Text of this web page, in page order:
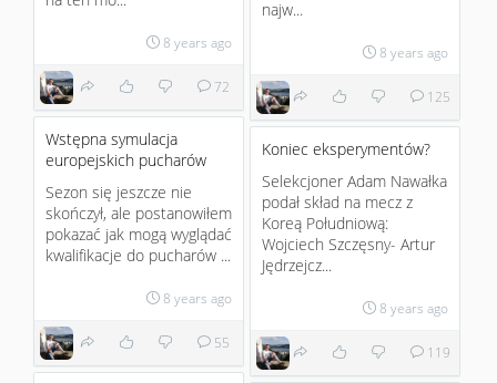
8 years ago
72
najw...
8 years ago
125
Wstępna symulacja
europejskich pucharów
Sezon się jeszcze nie
skończył, ale postanowiłem
pokazać jak mogą wyglądać
kwalifikacje do pucharów ...
8 years ago
55
Koniec eksperymentów?
Selekcjoner Adam Nawałka
podał skład na mecz z
Koreą Południową:
Wojciech Szczęsny- Artur
Jędrzejcz...
8 years ago
119